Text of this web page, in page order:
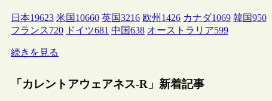
日本19623 米国 10660 英国3216 欧州 1426 カナダ1069 韓国950
フランス720 ドイツ681 中国638 オーストラリア599
続きを見る
「カレントアウェアネス-R」新着記事